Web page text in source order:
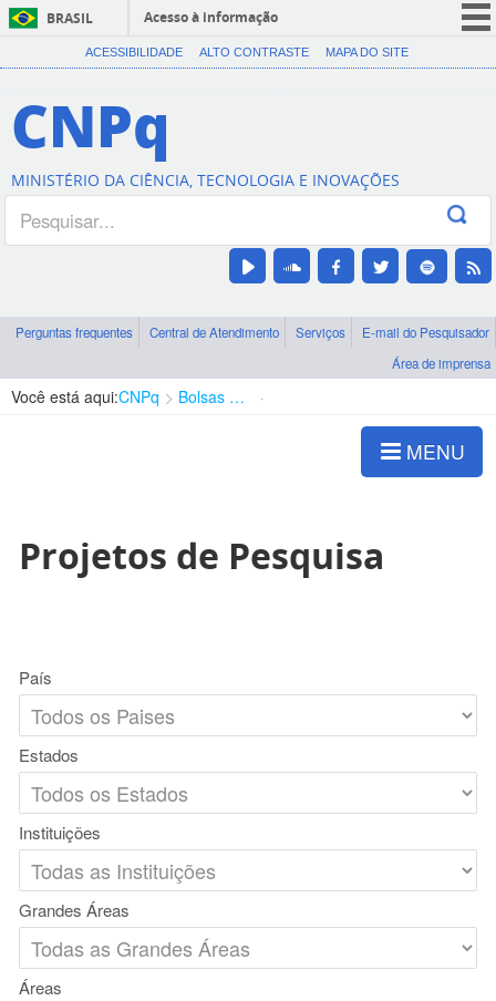
BRASIL
Acesso à informação
CORONAVÍRUS (COVID-19)
Canais
ACESSIBILIDADE ALTO CONTRASTE MAPA DO SITE
CNPq
MINISTÉRIO DA CIÊNCIA, TECNOLOGIA E INOVAÇÕES
Perguntas frequentes Central de Atendimento Serviços
E-mail do Pesquisador
Área de imprensa
Você está aqui:CNPq Bolsas e Auxílios Vigentes
MENU
Projetos de Pesquisa
País
Estados
Instituições
Grandes Áreas
Áreas